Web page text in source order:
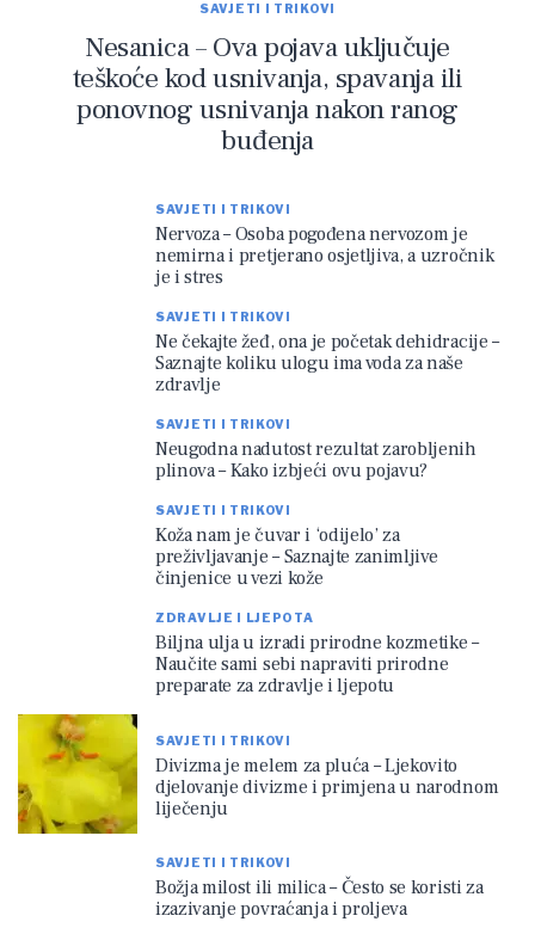
SAVJETI I TRIKOVI
Nesanica – Ova pojava uključuje
teškoće kod usnivanja, spavanja ili
ponovnog usnivanja nakon ranog
buđenja
SAVJETI I TRIKOVI
Nervoza – Osoba pogođena nervozom je
nemirna i pretjerano osjetljiva, a uzročnik
je i stres
SAVJETI I TRIKOVI
Ne čekajte žeđ, ona je početak dehidracije –
Saznajte koliku ulogu ima voda za naše
zdravlje
SAVJETI I TRIKOVI
Neugodna nadutost rezultat zarobljenih
plinova – Kako izbjeći ovu pojavu?
SAVJETI I TRIKOVI
Koža nam je čuvar i ‘odijelo’ za
preživljavanje – Saznajte zanimljive
činjenice u vezi kože
ZDRAVLJE I LJEPOTA
Biljna ulja u izradi prirodne kozmetike –
Naučite sami sebi napraviti prirodne
preparate za zdravlje i ljepotu
SAVJETI I TRIKOVI
Divizma je melem za pluća – Ljekovito
djelovanje divizme i primjena u narodnom
liječenju
SAVJETI I TRIKOVI
Božja milost ili milica – Često se koristi za
izazivanje povraćanja i proljeva